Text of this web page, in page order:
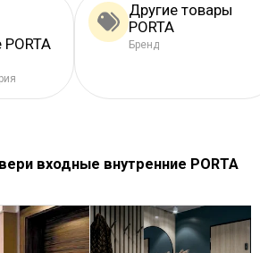
Другие товары
PORTA
Бренд
входные внутренние PORTA